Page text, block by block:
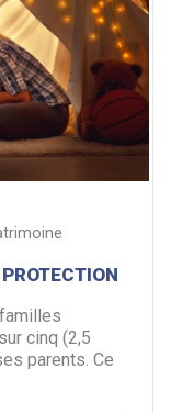
cinq (2,5
parents. Ce